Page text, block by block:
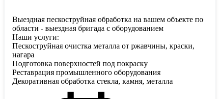
Выездная пескоструйная обработка на вашем объекте по
области - выездная бригада с оборудованием
Наши услуги:
Пескоструйная очистка металла от ржавчины, краски,
нагара
Подготовка поверхностей под покраску
Реставрация промышленного оборудования
Декоративная обработка стекла, камня, металла